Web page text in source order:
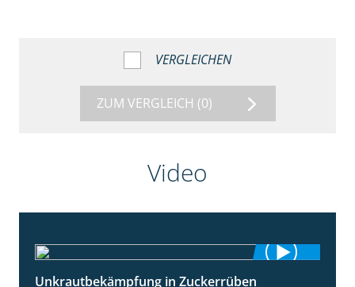
VERGLEICHEN
ZUM VERGLEICH (0)
Video
Unkrautbekämpfung in Zuckerrüben